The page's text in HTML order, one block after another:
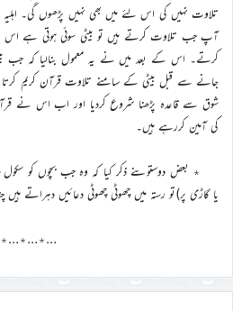
تلاوت نہیں کی اس لئے میں بھی نہیں پڑھوں گی۔
آپ جب تلاوت کرتے ہیں تو بیٹی سوئی ہوتی ہے اس
کرتے۔ اس کے بعد میں نے یہ معمول بنالیا کہ جب
جانے سے قبل بیٹی کے سامنے تلاوت قرآن کریم کرتا
شوق سے قاعدہ پڑھنا شروع کردیا اور اب اس نے
کی آمین کررہے ہیں۔
٭ بعض دوستوںنے ذکر کیا کہ وہ جب بچوں کو
یا گاڑی پر)تو رستہ میں چھوٹی چھوٹی دعائیں دہراتے ہیں